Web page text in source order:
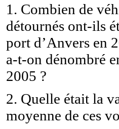
1. Combien de
détournés ont-ils
port d’Anvers en
a-t-on dénombré
2005 ?
2. Quelle était la
moyenne de ces